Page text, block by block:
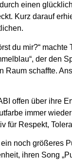
einen
Kurz darauf
du mir?“
der den
Raum schaffte.
offen über ihre
immer
für Respekt,
noch größeres
ihren Song